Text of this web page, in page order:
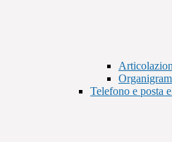
Telefono e posta